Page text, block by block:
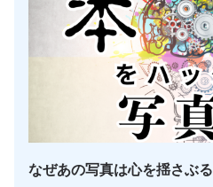
なぜあの写真は心を揺さぶ